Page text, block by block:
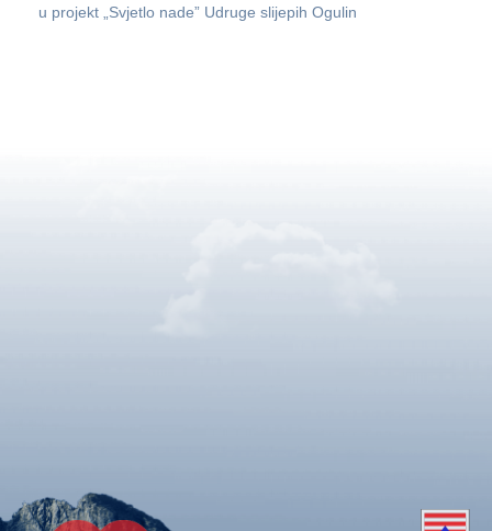
u projekt „Svjetlo nade” Udruge slijepih Ogulin